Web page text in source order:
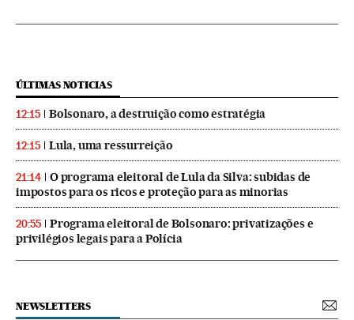
ÚLTIMAS NOTICIAS
12:15 Bolsonaro, a destruição como estratégia
12:15 Lula, uma ressurreição
21:14
O programa eleitoral de Lula da Silva: subidas de
impostos para os ricos e proteção para as minorias
20:55
Programa eleitoral de Bolsonaro: privatizações e
privilégios legais para a Polícia
NEWSLETTERS